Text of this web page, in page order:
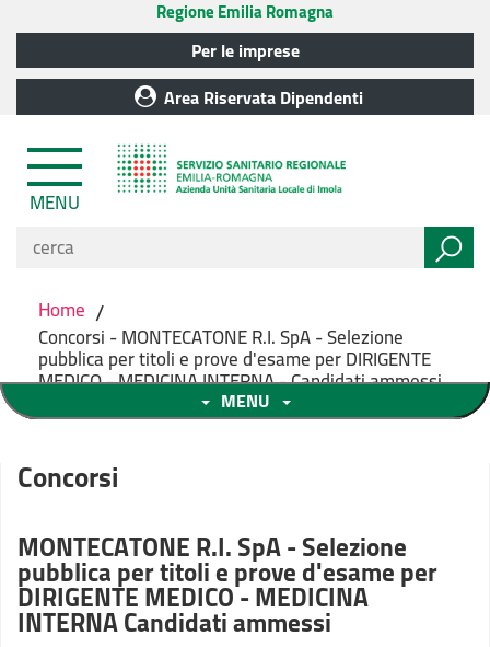
Regione Emilia Romagna
Per le imprese
Area Riservata Dipendenti
MENU
Home /
Concorsi - MONTECATONE R.I. SpA - Selezione
pubblica per titoli e prove d'esame per DIRIGENTE
MEDICO - MEDICINA INTERNA - Candidati ammessi
MENU
Concorsi
MONTECATONE R.I. SpA - Selezione
pubblica per titoli e prove d'esame per
DIRIGENTE MEDICO - MEDICINA
INTERNA Candidati ammessi